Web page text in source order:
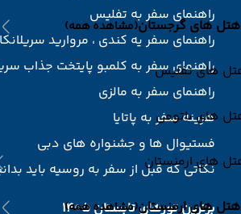
هتل های گرجستان(مشاهده همه)
های تفلیس
های باتومی
های ارمنستان
هتل های ارمنستان(مشاهده همه)
راهنمای سفر به تفلیس
راهنمای سفر یه کندی ، مروارید سریلانکا
راهنمای سفر به کلمبو پایتخت جذاب
راهنمای سفر به مالزی
هزینه سفر به پاتایا
فستیوال ها و جشنواره های دبی
نکاتی که قبل از سفر به روسیه باید
برترین تورهای تابستان 1405